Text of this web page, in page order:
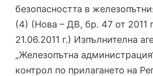
безопасността в
(4) (Нова – ДВ, бр. 47 от 2011
21.06.2011 г.) Изпълнителна
„Железопътна
контрол по прилагането на